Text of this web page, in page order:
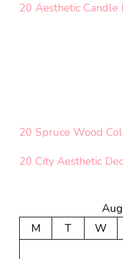
20 Aesthetic Candle
20 Spruce Wood
20 City Aesthetic
M
T W